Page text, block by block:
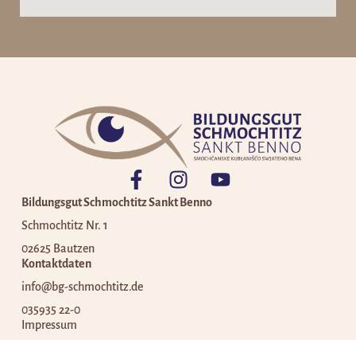
Bildungsgut Schmochtitz Sankt Benno
Schmochtitz Nr. 1
02625 Bautzen
Kontaktdaten
info@bg-schmochtitz.de
035935 22-0
Impressum